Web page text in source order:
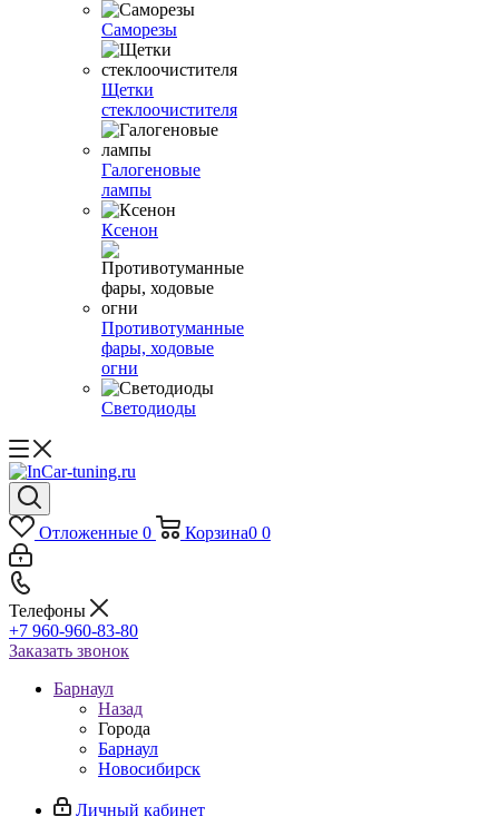
Саморезы
Щетки
стеклоочистителя
Галогеновые
лампы
Ксенон
Противотуманные
фары, ходовые
огни
Светодиоды
Отложенные 0 Корзина0 0
Телефоны
+7 960-960-83-80
Заказать звонок
Барнаул
Назад
Города
Барнаул
Новосибирск
Личный кабинет